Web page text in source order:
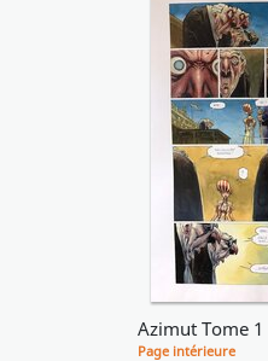
Page intérieure